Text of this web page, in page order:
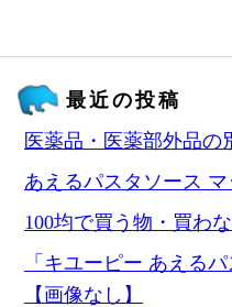
最近の投稿
医薬品・医薬部外品の
あえるパスタソース マ
100均で買う物・買わ
「キユーピー あえる
【画像なし】